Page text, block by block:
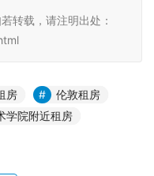
转载，请注明出处：
房
伦敦租房
学院附近租房